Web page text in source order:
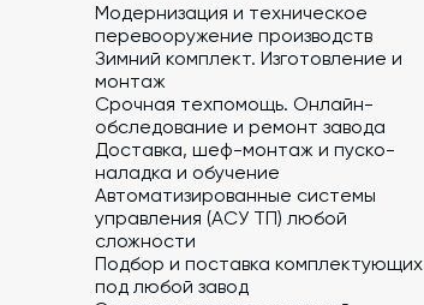
Модернизация и техническое
перевооружение производств
Зимний комплект. Изготовление и
монтаж
Срочная техпомощь. Онлайн-
обследование и ремонт завода
Доставка, шеф-монтаж и пуско-
наладка и обучение
Автоматизированные системы
управления (АСУ ТП) любой
сложности
Подбор и поставка комплектующих
под любой завод